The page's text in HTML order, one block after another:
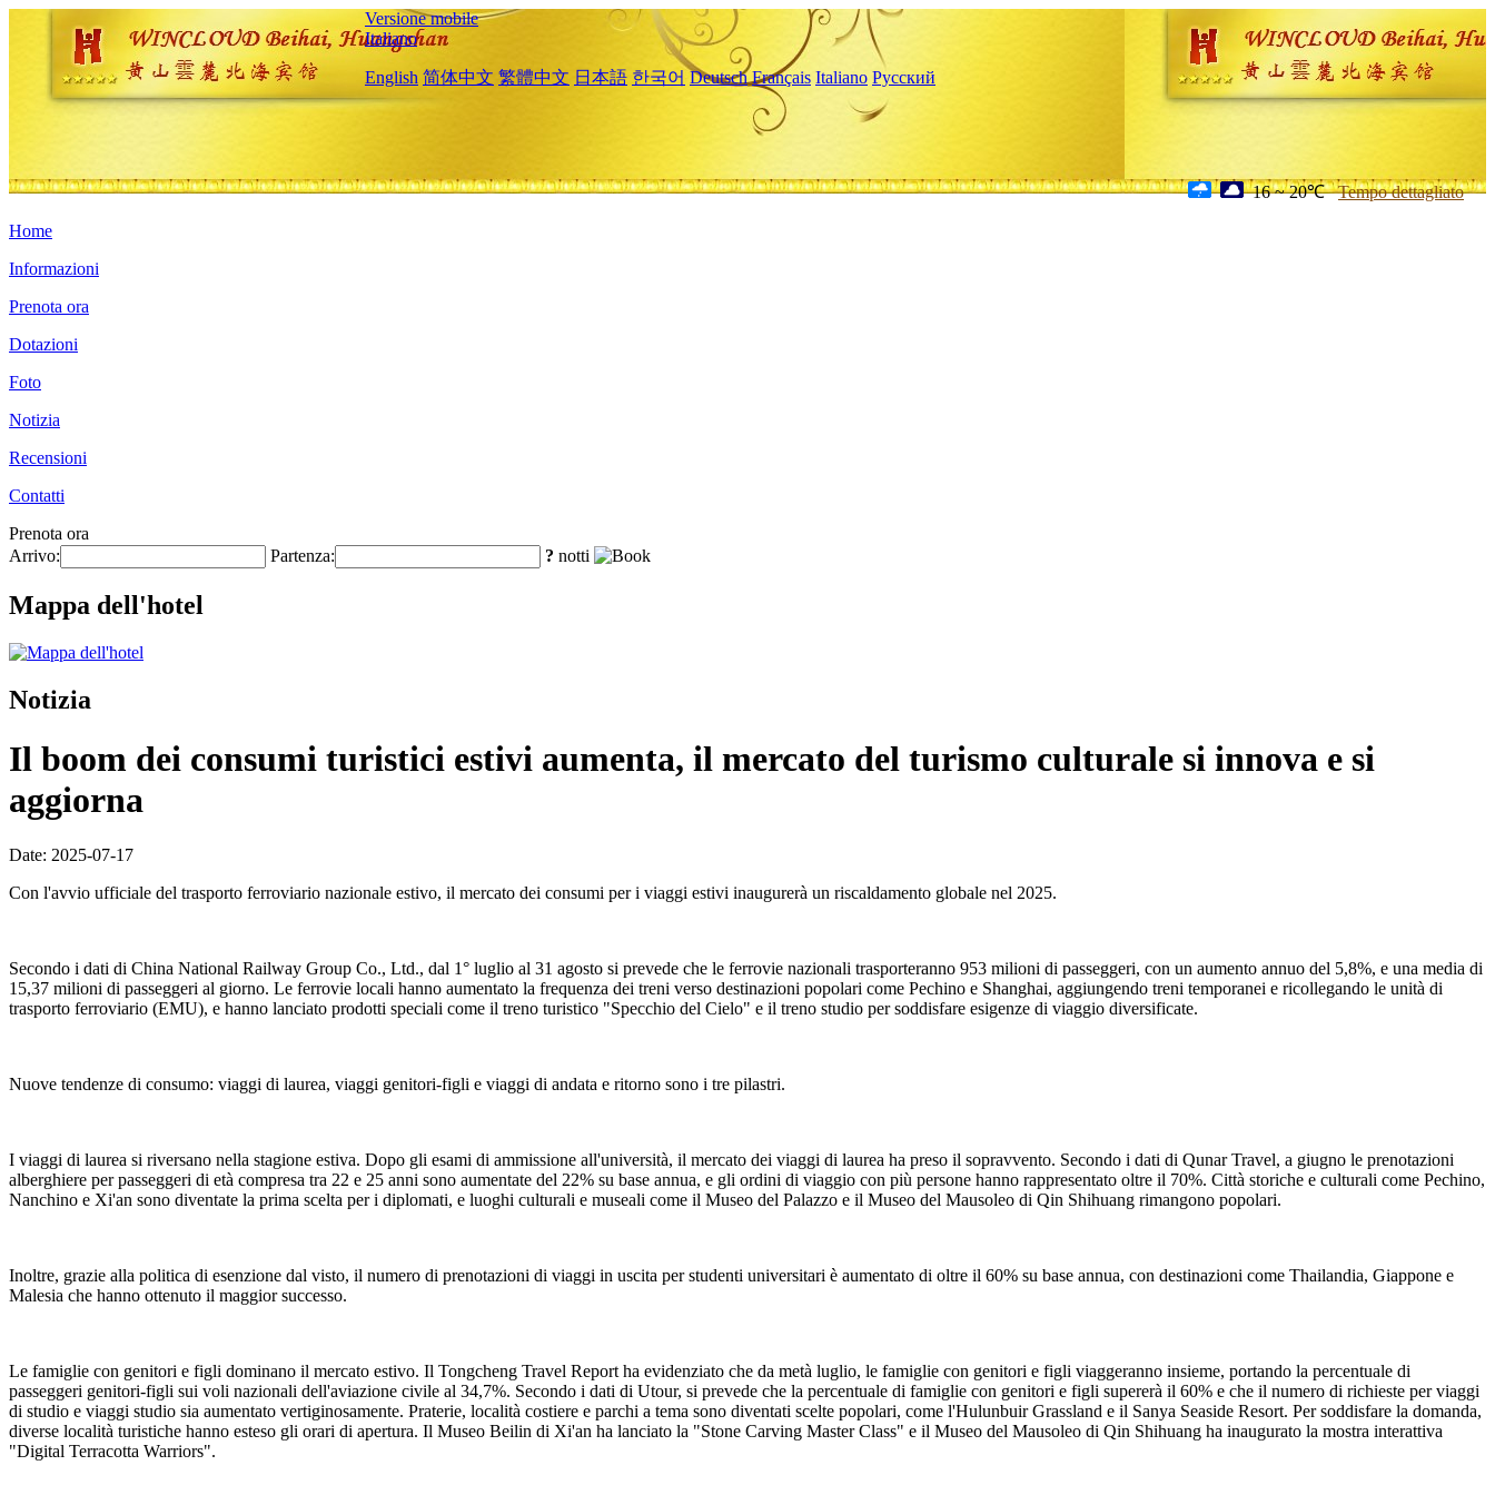
Versione mobile
Italiano
English 简体中文 繁體中文 日本語 한국어 Deutsch Français Italiano Русский
16 ~ 20℃ Tempo dettagliato
Home
Informazioni
Prenota ora
Dotazioni
Foto
Notizia
Recensioni
Contatti
Prenota ora
Arrivo:
Partenza: ? notti
Mappa dell'hotel
Notizia
Il boom dei consumi turistici estivi aumenta, il mercato del turismo culturale si innova e si
aggiorna
Date: 2025-07-17
Con l'avvio ufficiale del trasporto ferroviario nazionale estivo, il mercato dei consumi per i viaggi estivi inaugurerà un riscaldamento globale nel 2025.
Secondo i dati di China National Railway Group Co., Ltd., dal 1° luglio al 31 agosto si prevede che le ferrovie nazionali trasporteranno 953 milioni di passeggeri, con un aumento annuo del 5,8%, e una media di
15,37 milioni di passeggeri al giorno. Le ferrovie locali hanno aumentato la frequenza dei treni verso destinazioni popolari come Pechino e Shanghai, aggiungendo treni temporanei e ricollegando le unità di
trasporto ferroviario (EMU), e hanno lanciato prodotti speciali come il treno turistico "Specchio del Cielo" e il treno studio per soddisfare esigenze di viaggio diversificate.
Nuove tendenze di consumo: viaggi di laurea, viaggi genitori-figli e viaggi di andata e ritorno sono i tre pilastri.
I viaggi di laurea si riversano nella stagione estiva. Dopo gli esami di ammissione all'università, il mercato dei viaggi di laurea ha preso il sopravvento. Secondo i dati di Qunar Travel, a giugno le prenotazioni
alberghiere per passeggeri di età compresa tra 22 e 25 anni sono aumentate del 22% su base annua, e gli ordini di viaggio con più persone hanno rappresentato oltre il 70%. Città storiche e culturali come Pechino,
Nanchino e Xi'an sono diventate la prima scelta per i diplomati, e luoghi culturali e museali come il Museo del Palazzo e il Museo del Mausoleo di Qin Shihuang rimangono popolari.
Inoltre, grazie alla politica di esenzione dal visto, il numero di prenotazioni di viaggi in uscita per studenti universitari è aumentato di oltre il 60% su base annua, con destinazioni come Thailandia, Giappone e
Malesia che hanno ottenuto il maggior successo.
Le famiglie con genitori e figli dominano il mercato estivo. Il Tongcheng Travel Report ha evidenziato che da metà luglio, le famiglie con genitori e figli viaggeranno insieme, portando la percentuale di
passeggeri genitori-figli sui voli nazionali dell'aviazione civile al 34,7%. Secondo i dati di Utour, si prevede che la percentuale di famiglie con genitori e figli supererà il 60% e che il numero di richieste per viaggi
di studio e viaggi studio sia aumentato vertiginosamente. Praterie, località costiere e parchi a tema sono diventati scelte popolari, come l'Hulunbuir Grassland e il Sanya Seaside Resort. Per soddisfare la domanda,
diverse località turistiche hanno esteso gli orari di apertura. Il Museo Beilin di Xi'an ha lanciato la "Stone Carving Master Class" e il Museo del Mausoleo di Qin Shihuang ha inaugurato la mostra interattiva
"Digital Terracotta Warriors".